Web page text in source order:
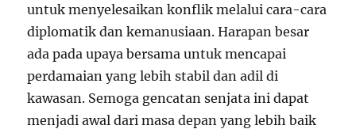
untuk menyelesaikan konflik melalui cara-cara
diplomatik dan kemanusiaan. Harapan besar
ada pada upaya bersama untuk mencapai
perdamaian yang lebih stabil dan adil di
kawasan. Semoga gencatan senjata ini dapat
menjadi awal dari masa depan yang lebih baik